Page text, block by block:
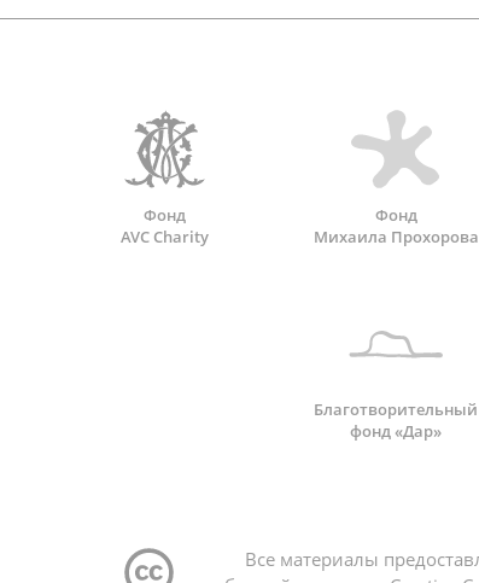
Фонд
AVC Charity
Фонд
Михаила Прохорова
Благотворительный
фонд «Дар»
Все материалы